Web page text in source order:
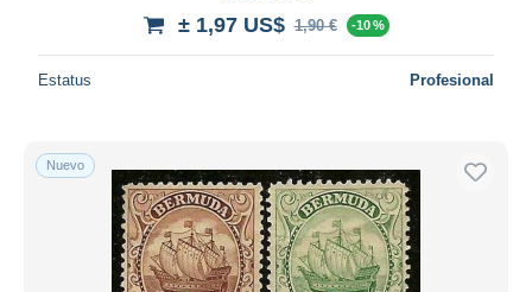
± 1,97 US$ 1,90 € -10 %
Estatus Profesional
Nuevo